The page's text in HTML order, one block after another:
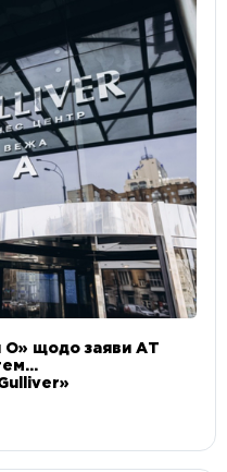
О» щодо заяви АТ